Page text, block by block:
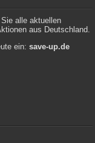
alle aktuellen
aus Deutschland.
ein: save-up.de